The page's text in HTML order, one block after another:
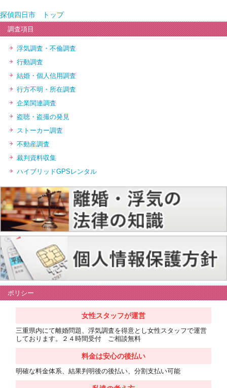
探偵四日市 トップ
調査項目
浮気調査・不倫調査
行動調査
結婚・個人信用調査
行方不明・所在調査
企業関連調査
盗聴・盗撮の発見
ストーカー調査
不動産調査
裁判資料収集
ハイブリッドGPSレンタル
ポリシー
女性スタッフが運営
三重県内にて離婚問題、浮気調査を得意とし女性スタッフで運営
しております。２４時間受付 ご相談無料
料金は安心の後払い
明確な料金体系、結果判明後の後払い、分割支払い可能